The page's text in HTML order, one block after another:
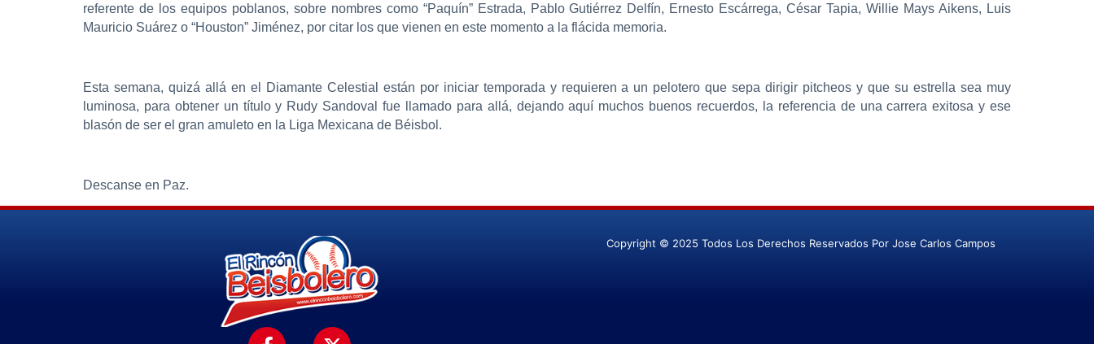
referente de los equipos poblanos, sobre nombres como “Paquín” Estrada, Pablo Gutiérrez Delfín, Ernesto Escárrega, César Tapia, Willie Mays Aikens, Luis
Mauricio Suárez o “Houston” Jiménez, por citar los que vienen en este momento a la flácida memoria.
Esta semana, quizá allá en el Diamante Celestial están por iniciar temporada y requieren a un pelotero que sepa dirigir pitcheos y que su estrella sea muy
luminosa, para obtener un título y Rudy Sandoval fue llamado para allá, dejando aquí muchos buenos recuerdos, la referencia de una carrera exitosa y ese
blasón de ser el gran amuleto en la Liga Mexicana de Béisbol.
Descanse en Paz.
Copyright © 2025 Todos Los Derechos Reservados Por Jose Carlos Campos